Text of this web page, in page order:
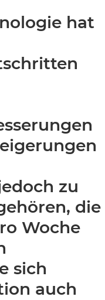
hat
zu
die
Woche
sich
auch